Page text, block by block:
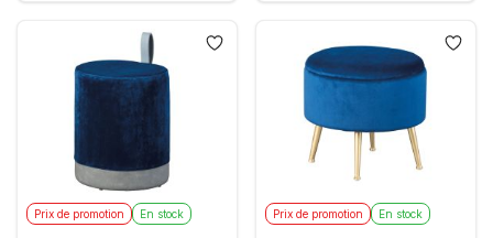
Prix de promotion En stock Prix de promotion En stock